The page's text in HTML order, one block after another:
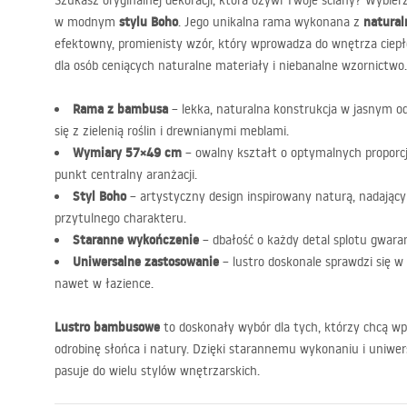
w modnym stylu Boho. Jego unikalna rama wykonana z
efektowny, promienisty wzór, który wprowadza do wnętrza
dla osób ceniących naturalne materiały i niebanalne wzornictwo.
Rama z bambusa – lekka, naturalna konstrukcja w jasnym
się z zielenią roślin i drewnianymi meblami.
Wymiary 57×49 cm – owalny kształt o optymalnych
punkt centralny aranżacji.
Styl Boho– artystyczny design inspirowany naturą,
przytulnego charakteru.
Staranne wykończenie – dbałość o każdy detal splotu
Uniwersalne zastosowanie – lustro doskonale sprawdzi się
nawet w łazience.
Lustro bambusowe to doskonały wybór dla tych, którzy chcą
odrobinę słońca i natury. Dzięki starannemu wykonaniu i
pasuje do wielu stylów wnętrzarskich.